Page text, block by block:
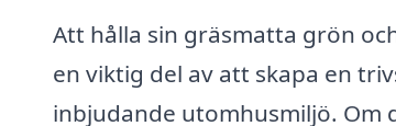
Att hålla sin gräsmatta grön
en viktig del av att skapa en
inbjudande utomhusmiljö. Om